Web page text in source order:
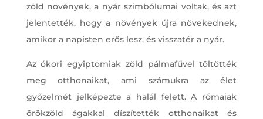
zöld növények, a nyár szimbólumai voltak, és azt
jelentették, hogy a növények újra növekednek,
amikor a napisten erős lesz, és visszatér a nyár.
Az ókori egyiptomiak zöld pálmafűvel töltötték
meg otthonaikat, ami számukra az élet
győzelmét jelképezte a halál felett. A rómaiak
örökzöld ágakkal díszítették otthonaikat és